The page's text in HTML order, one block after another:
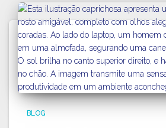
BLOG